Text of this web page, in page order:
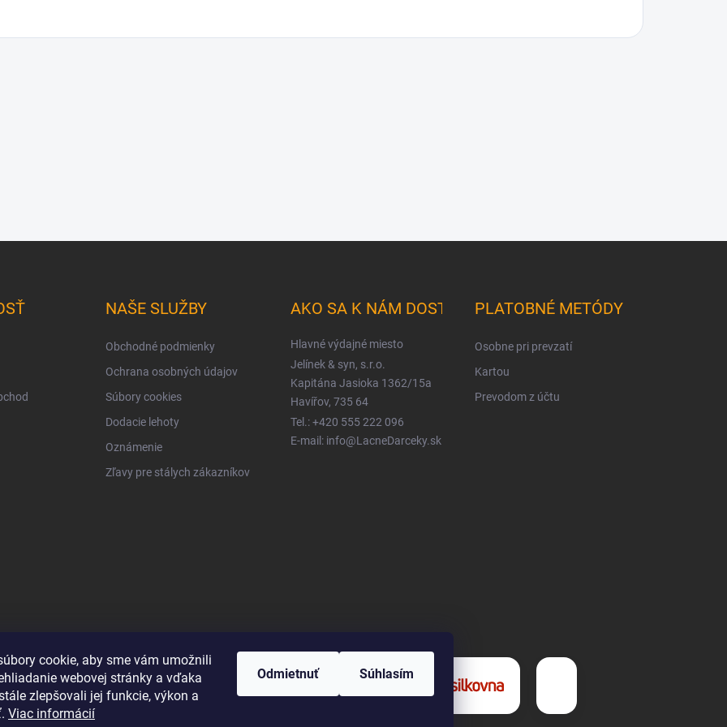
cookie, aby sme vám umožnili
webovej stránky a vďaka
zlepšovali jej funkcie, výkon a
Viac informácií
Odmietnuť Súhlasím
NAŠE SLUŽBY
Obchodné podmienky
Ochrana osobných údajov
Súbory cookies
Dodacie lehoty
Oznámenie
Zľavy pre stálych zákazníkov
AKO SA K NÁM DOSTANETE
Hlavné výdajné miesto
Jelínek & syn, s.r.o.
Kapitána Jasioka 1362/15a
Havířov, 735 64
Tel.: +420 555 222 096
E-mail: info@LacneDarceky.sk
PLATOBNÉ METÓDY
Osobne pri prevzatí
Kartou
Prevodom z účtu